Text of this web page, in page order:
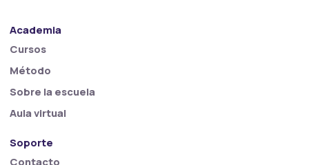
Academia
Cursos
Método
Sobre la escuela
Aula virtual
Soporte
Contacto